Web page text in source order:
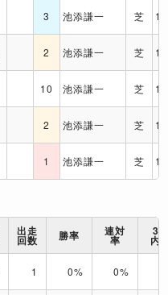
3 池添謙一 芝
2 池添謙一 芝
10 池添謙一 芝
2 池添謙一 芝
1 池添謙一 芝
出走
回数 勝率 連対
率
3
内
1 0% 0%